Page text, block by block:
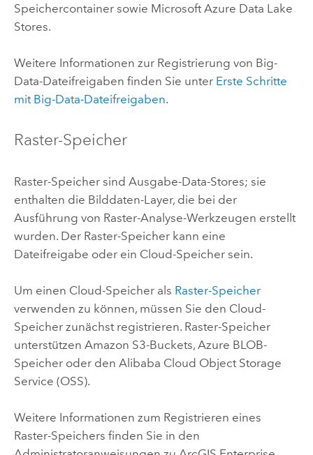
Speichercontainer sowie Microsoft Azure Data Lake
Stores.
Weitere Informationen zur Registrierung von Big-
Data-Dateifreigaben finden Sie unter Erste Schritte
mit Big-Data-Dateifreigaben.
Raster-Speicher
Raster-Speicher sind Ausgabe-Data-Stores; sie
enthalten die Bilddaten-Layer, die bei der
Ausführung von Raster-Analyse-Werkzeugen erstellt
wurden. Der Raster-Speicher kann eine
Dateifreigabe oder ein Cloud-Speicher sein.
Um einen Cloud-Speicher als Raster-Speicher
verwenden zu können, müssen Sie den Cloud-
Speicher zunächst registrieren. Raster-Speicher
unterstützen Amazon S3-Buckets, Azure BLOB-
Speicher oder den Alibaba Cloud Object Storage
Service (OSS).
Weitere Informationen zum Registrieren eines
Raster-Speichers finden Sie in den